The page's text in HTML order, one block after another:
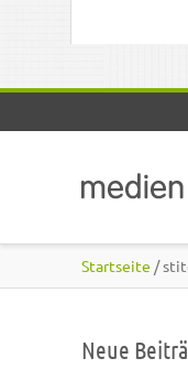
Startseite /
Neue